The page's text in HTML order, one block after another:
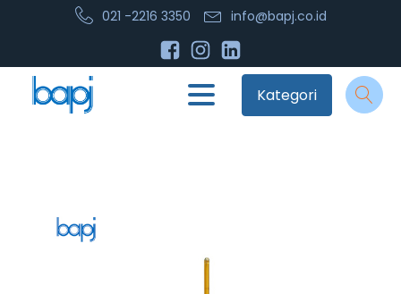
021 -2216 3350 info@bapj.co.id
Kategori